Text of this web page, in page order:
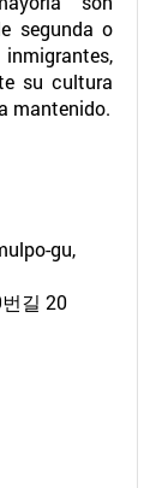
segunda o
su cultura
mantenido.
gu,
길 20